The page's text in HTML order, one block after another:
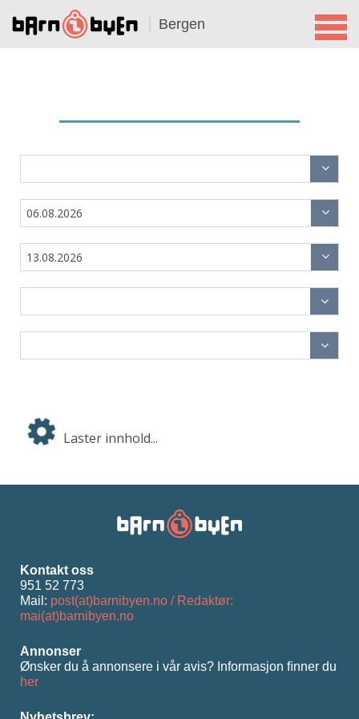
Bergen
Laster innhold...
Kontakt oss
951 52 773
Mail: post(at)barnibyen.no / Redaktør:
mai(at)barnibyen.no
Annonser
Ønsker du å annonsere i vår avis? Informasjon ﬁnner du
her